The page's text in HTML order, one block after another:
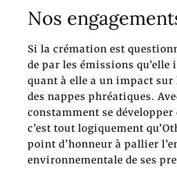
Nos
Si la crémation est
de par les émissions
quant à elle a un impact sur
des nappes phréatiques.
constamment se
c’est tout logiquement
point d’honneur à pallier
environnementale de ses